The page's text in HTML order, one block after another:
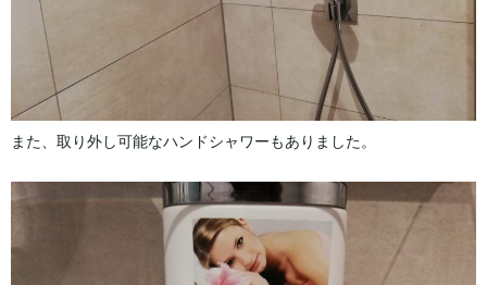
また、取り外し可能なハンドシャワーもありました。